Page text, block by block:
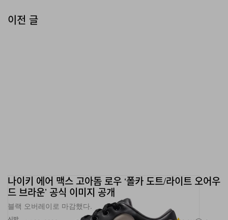
신발
드 브라운’ 공식 이미지 공개
블랙 오버레이로 마감했다.
Jul 20, 2026